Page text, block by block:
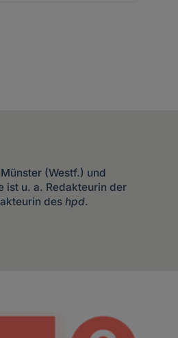
(Westf.) und
ist u. a. Redakteurin der
deshpd.